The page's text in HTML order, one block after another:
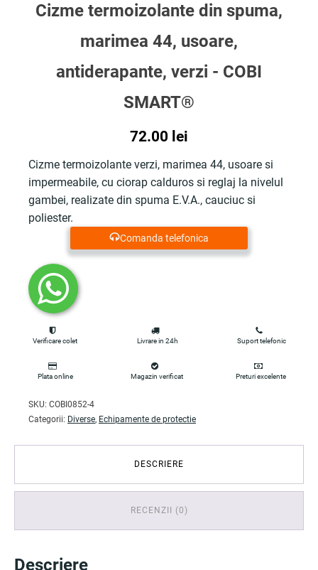
Cizme termoizolante din spuma,
marimea 44, usoare,
antiderapante, verzi - COBI
SMART®
72.00 lei
Cizme termoizolante verzi, marimea 44, usoare si
impermeabile, cu ciorap calduros si reglaj la nivelul
gambei, realizate din spuma E.V.A., cauciuc si
poliester.
Comanda telefonica
Verificare colet Livrare in 24h Suport telefonic
Plata online Magazin verificat Preturi excelente
SKU: COBI0852-4
Categorii: Diverse, Echipamente de protectie
DESCRIERE
RECENZII (0)
Descriere